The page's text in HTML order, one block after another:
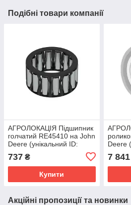
Подібні товари компанії
АГРОЛОКАЦІЯ Підшипник
голчатий RE45410 на John
Deere (унікальний ID:
737 ₴
Купити
Deere
7 841
Акційні пропозиції та новинки